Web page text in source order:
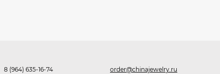
8 (964) 635-16-74 order@chinajewelry.ru